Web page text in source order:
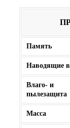
Память
Наводящие
Влаго- и
пылезащита
Масса